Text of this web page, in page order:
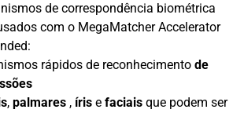
de correspondência biométrica
​​com o MegaMatcher Accelerator
rápidos de reconhecimento de
, palmares , íris e faciais que podem ser